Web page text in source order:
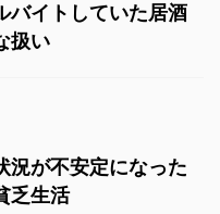
バイトしていた居酒
扱い
況が不安定になった
乏生活